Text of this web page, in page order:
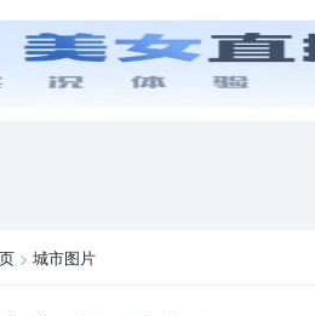
游戏攻略 电脑游戏
> 城市图片